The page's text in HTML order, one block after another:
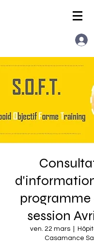
programme
session
ven. 22 mars
  |
Casamance